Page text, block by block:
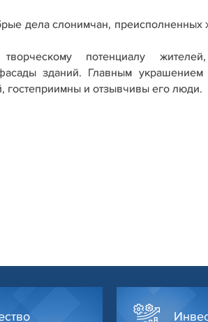
дела слонимчан,
потенциалу
зданий. Главным
гостеприимны и отзывчивы его люди.